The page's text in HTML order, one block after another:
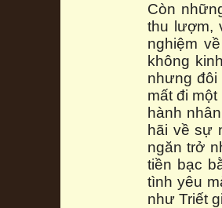
Còn
thu lượm,
nghiệm
không
nhưng đôi
mất đi
hành
hãi về sự
ngăn trở
tiền bạc
tình yêu
như Triết